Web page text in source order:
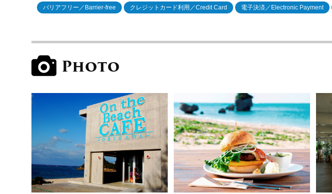
バリアフリー／Barrier-free クレジットカード利用／Credit Card 電子決済／Electronic Payment
Photo